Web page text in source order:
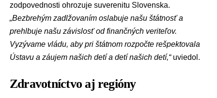
zodpovednosti ohrozuje suverenitu Slovenska.
„Bezbrehým zadlžovaním oslabuje našu štátnosť a
prehlbuje našu závislosť od finančných veriteľov.
Vyzývame vládu, aby pri štátnom rozpočte rešpektovala
Ústavu a záujem našich detí a detí našich detí,“uviedol.
Zdravotníctvo aj regióny